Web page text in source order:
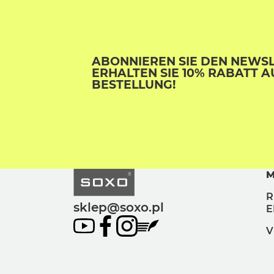
ABONNIEREN SIE DEN
ERHALTEN SIE 10% RABATT
BESTELLUNG!
sklep@soxo.pl